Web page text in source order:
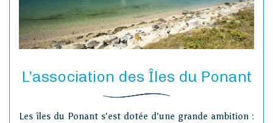
L’association des Îles du Ponant
Les îles du Ponant s'est dotée d'une grande ambition :